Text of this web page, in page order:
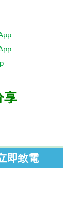
享
即致電
致任何不便或損